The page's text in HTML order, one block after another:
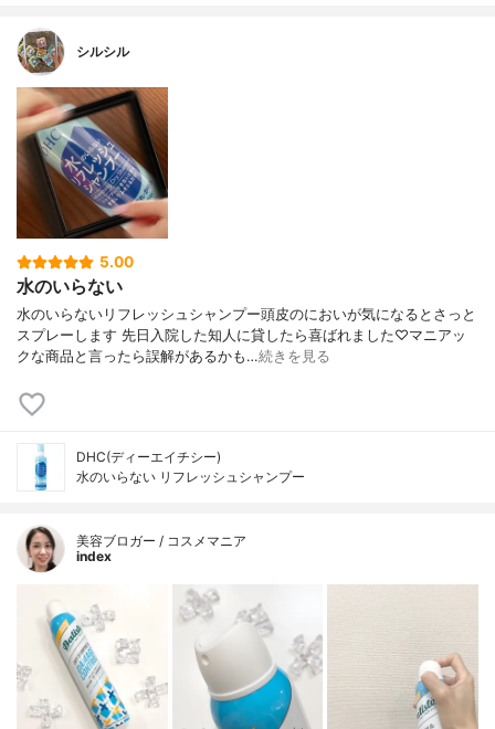
シルシル
5.00
水のいらない
水のいらないリフレッシュシャンプー頭皮のにおいが気になるとさっと
スプレーします 先日入院した知人に貸したら喜ばれました♡マニアッ
クな商品と言ったら誤解があるかも…続きを見る
DHC(ディーエイチシー)
水のいらない リフレッシュシャンプー
美容ブロガー / コスメマニア
index